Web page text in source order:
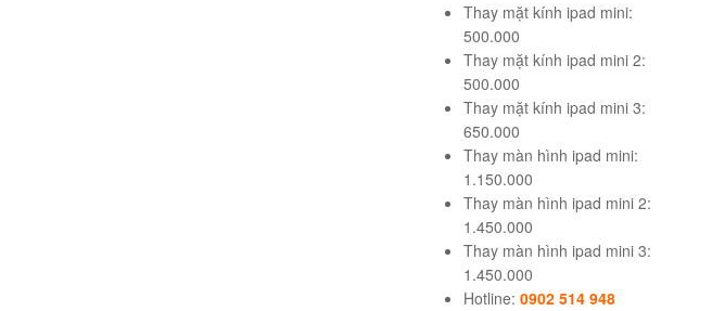
Thay mặt kính ipad mini:
500.000
Thay mặt kính ipad mini 2:
500.000
Thay mặt kính ipad mini 3:
650.000
Thay màn hình ipad mini:
1.150.000
Thay màn hình ipad mini 2:
1.450.000
Thay màn hình ipad mini 3:
1.450.000
Hotline: 0902 514 948